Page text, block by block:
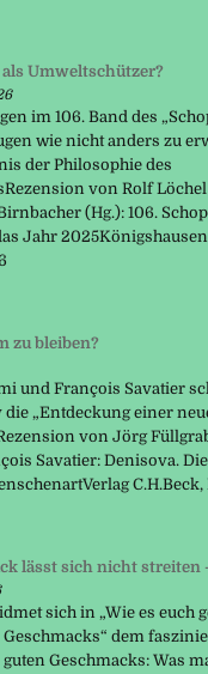
Umweltschützer?
im 106. Band des
wie nicht anders zu
der Philosophie des
von Rolf
(Hg.): 106.
Jahr
zu bleiben?
und François Savatier
„Entdeckung einer
von Jörg
Savatier: Denisova.
lässt sich nicht streiten
sich in „Wie es euch
Geschmacks“ dem
Geschmacks: Was